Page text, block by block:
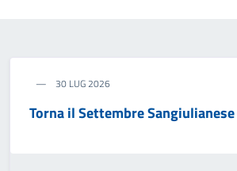
30 LUG 2026
Torna il Settembre Sangiulianese